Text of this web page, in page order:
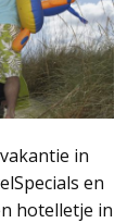
in
en
hotelletje in